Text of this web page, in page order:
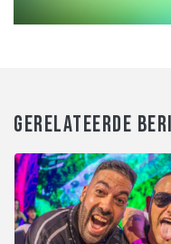
GERELATEERDE